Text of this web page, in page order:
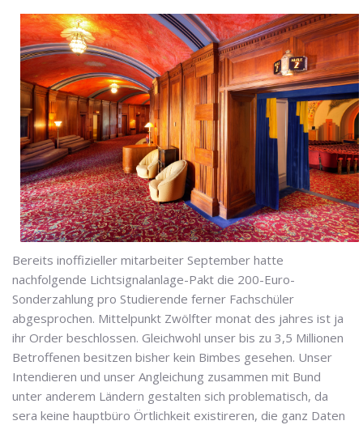
Bereits inoffizieller mitarbeiter September hatte
nachfolgende Lichtsignalanlage-Pakt die 200-Euro-
Sonderzahlung pro Studierende ferner Fachschüler
abgesprochen. Mittelpunkt Zwölfter monat des jahres ist ja
ihr Order beschlossen. Gleichwohl unser bis zu 3,5 Millionen
Betroffenen besitzen bisher kein Bimbes gesehen. Unser
Intendieren und unser Angleichung zusammen mit Bund
unter anderem Ländern gestalten sich problematisch, da
sera keine hauptbüro Örtlichkeit existireren, die ganz Daten